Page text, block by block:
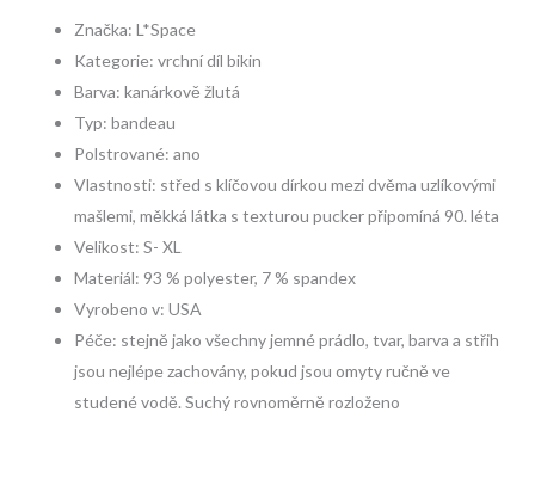
Značka: L*Space
Kategorie: vrchní díl bikin
Barva: kanárkově žlutá
Typ: bandeau
Polstrované: ano
Vlastnosti: střed s klíčovou dírkou mezi dvěma uzlíkovými
mašlemi, měkká látka s texturou pucker připomíná 90. léta
Velikost: S- XL
Materiál: 93 % polyester, 7 % spandex
Vyrobeno v: USA
Péče: stejně jako všechny jemné prádlo, tvar, barva a střih
jsou nejlépe zachovány, pokud jsou omyty ručně ve
studené vodě. Suchý rovnoměrně rozloženo